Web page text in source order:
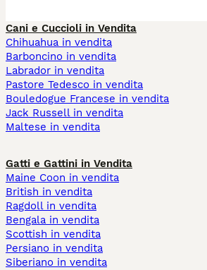
Cani e Cuccioli in Vendita
Chihuahua in vendita
Barboncino in vendita
Labrador in vendita
Pastore Tedesco in vendita
Bouledogue Francese in vendita
Jack Russell in vendita
Maltese in vendita
Gatti e Gattini in Vendita
Maine Coon in vendita
British in vendita
Ragdoll in vendita
Bengala in vendita
Scottish in vendita
Persiano in vendita
Siberiano in vendita